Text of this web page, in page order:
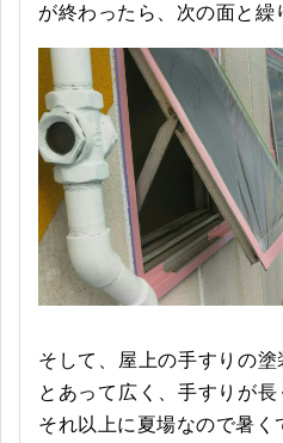
が終わったら、次の面と繰
そして、屋上の手すりの
とあって広く、手すりが長
それ以上に夏場なので暑く